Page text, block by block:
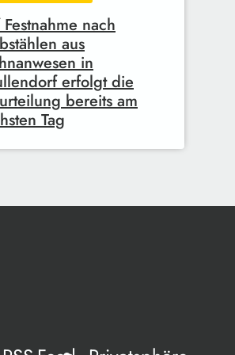
nach
aus
in
erfolgt die
bereits am
Tag